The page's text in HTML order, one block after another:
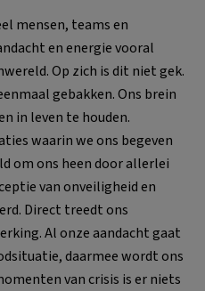
mensen, teams en
en energie vooral
Op zich is dit niet gek.
gebakken. Ons brein
in leven te houden.
waarin we ons begeven
om ons heen door allerlei
van onveiligheid en
Direct treedt ons
Al onze aandacht gaat
daarmee wordt ons
van crisis is er niets